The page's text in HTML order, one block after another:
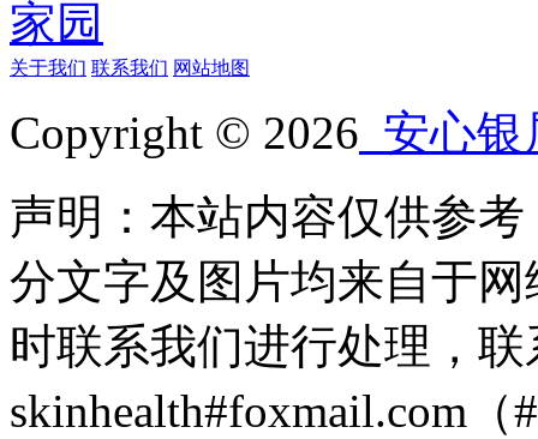
关于我们 联系我们 网站地图
Copyright © 2026 安心银
声明：本站内容仅供参
分文字及图片均来自于
时联系我们进行处理，
skinhealth#foxmail.com（